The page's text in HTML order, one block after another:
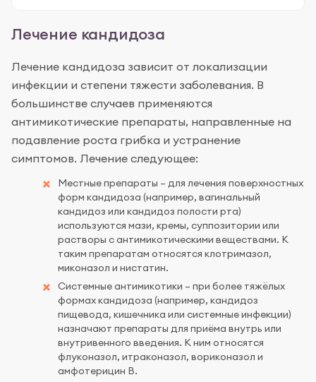
Лечение кандидоза
Лечение кандидоза зависит от локализации
инфекции и степени тяжести заболевания. В
большинстве случаев применяются
антимикотические препараты, направленные на
подавление роста грибка и устранение
симптомов. Лечение следующее:
Местные препараты – для лечения поверхностных
форм кандидоза (например, вагинальный
кандидоз или кандидоз полости рта)
используются мази, кремы, суппозитории или
растворы с антимикотическими веществами. К
таким препаратам относятся клотримазол,
миконазол и нистатин.
Системные антимикотики – при более тяжёлых
формах кандидоза (например, кандидоз
пищевода, кишечника или системные инфекции)
назначают препараты для приёма внутрь или
внутривенного введения. К ним относятся
флуконазол, итраконазол, вориконазол и
амфотерицин B.